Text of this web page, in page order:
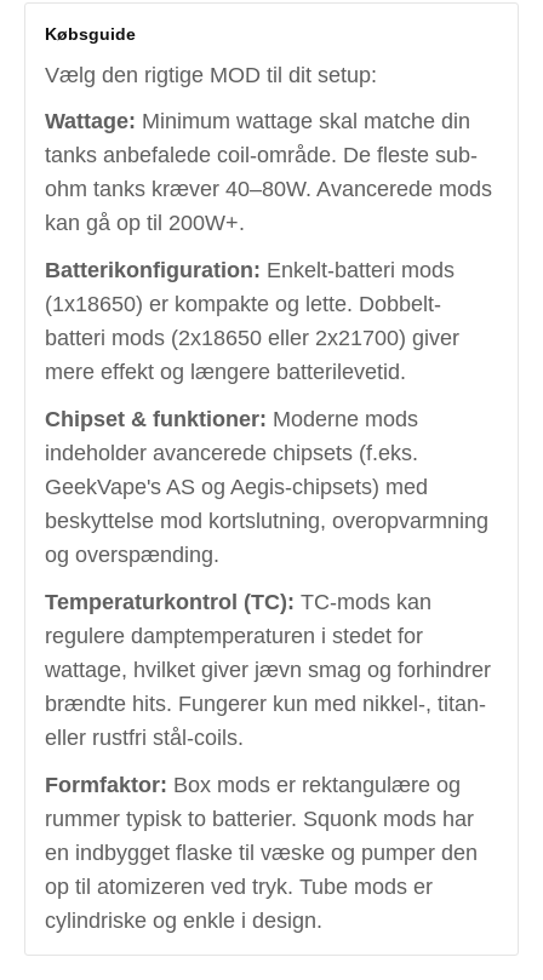
Købsguide
Vælg den rigtige MOD til dit setup:
Wattage: Minimum wattage skal matche din
tanks anbefalede coil-område. De fleste sub-
ohm tanks kræver 40–80W. Avancerede mods
kan gå op til 200W+.
Batterikonfiguration: Enkelt-batteri mods
(1x18650) er kompakte og lette. Dobbelt-
batteri mods (2x18650 eller 2x21700) giver
mere effekt og længere batterilevetid.
Chipset & funktioner: Moderne mods
indeholder avancerede chipsets (f.eks.
GeekVape's AS og Aegis-chipsets) med
beskyttelse mod kortslutning, overopvarmning
og overspænding.
Temperaturkontrol (TC): TC-mods kan
regulere damptemperaturen i stedet for
wattage, hvilket giver jævn smag og forhindrer
brændte hits. Fungerer kun med nikkel-, titan-
eller rustfri stål-coils.
Formfaktor: Box mods er rektangulære og
rummer typisk to batterier. Squonk mods har
en indbygget flaske til væske og pumper den
op til atomizeren ved tryk. Tube mods er
cylindriske og enkle i design.